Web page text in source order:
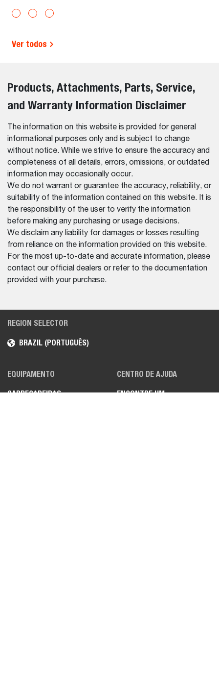
Ver todos
Products, Attachments, Parts, Service,
and Warranty Information Disclaimer
The information on this website is provided for general
informational purposes only and is subject to change
without notice. While we strive to ensure the accuracy and
completeness of all details, errors, omissions, or outdated
information may occasionally occur.
We do not warrant or guarantee the accuracy, reliability, or
suitability of the information contained on this website. It is
the responsibility of the user to verify the information
before making any purchasing or usage decisions.
We disclaim any liability for damages or losses resulting
from reliance on the information provided on this website.
For the most up-to-date and accurate information, please
contact our official dealers or refer to the documentation
provided with your purchase.
REGION SELECTOR
BRAZIL (PORTUGUÊS)
EQUIPAMENTO
CARREGADEIRAS
CENTRO DE AJUDA
ENCONTRE UM